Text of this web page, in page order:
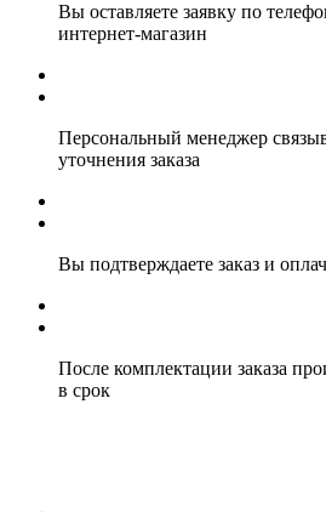
Вы оставляете заявку по
интернет-магазин
Персональный менеджер
уточнения заказа
Вы подтверждаете заказ и
После комплектации заказа
в срок